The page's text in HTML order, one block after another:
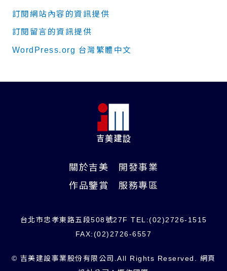
訂閱網站內容的資訊提供
訂閱留言的資訊提供
WordPress.org 台灣繁體中文
關於吉美
開發事業
作品鑒賞
服務專區
台北市忠孝東路五段508號27F TEL:(02)2726-1515
FAX:(02)2726-6557
© 吉美建設事業股份有限公司.All Rights Reserved. 網頁